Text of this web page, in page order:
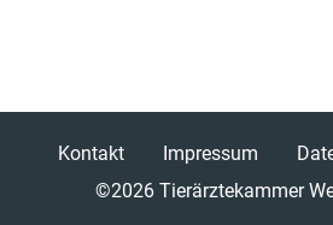
©2026 Tierärztekammer
Kontakt Impressum